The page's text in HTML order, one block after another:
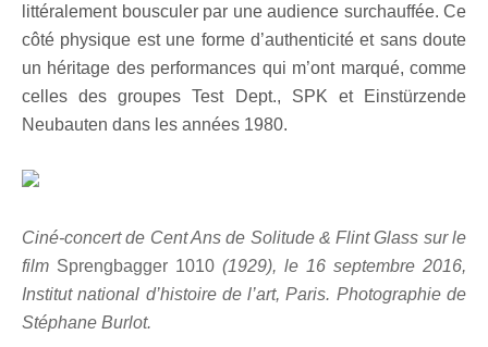
littéralement bousculer par une audience surchauffée. Ce
côté physique est une forme d’authenticité et sans doute
un héritage des performances qui m’ont marqué, comme
celles des groupes Test Dept., SPK et Einstürzende
Neubauten dans les années 1980.
Ciné-concert de Cent Ans de Solitude & Flint Glass sur le
film Sprengbagger 1010 (1929), le 16 septembre 2016,
Institut national d’histoire de l’art, Paris. Photographie de
Stéphane Burlot.